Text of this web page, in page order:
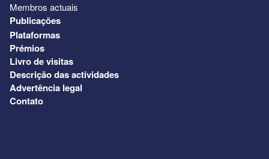
Membros actuais
Publicações
Plataformas
Prémios
Livro de visitas
Descrição das actividades
Advertência legal
Contato